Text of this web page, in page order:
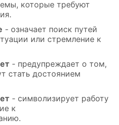
которые требуют
- означает поиск путей
или стремление к
- предупреждает о том,
стать достоянием
- символизирует работу
к